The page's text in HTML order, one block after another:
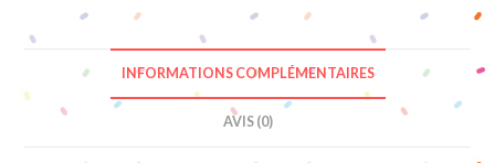
INFORMATIONS COMPLÉMENTAIRES
AVIS (0)